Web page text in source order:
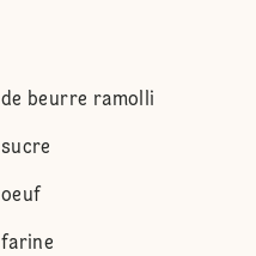
de beurre ramolli
sucre
oeuf
farine